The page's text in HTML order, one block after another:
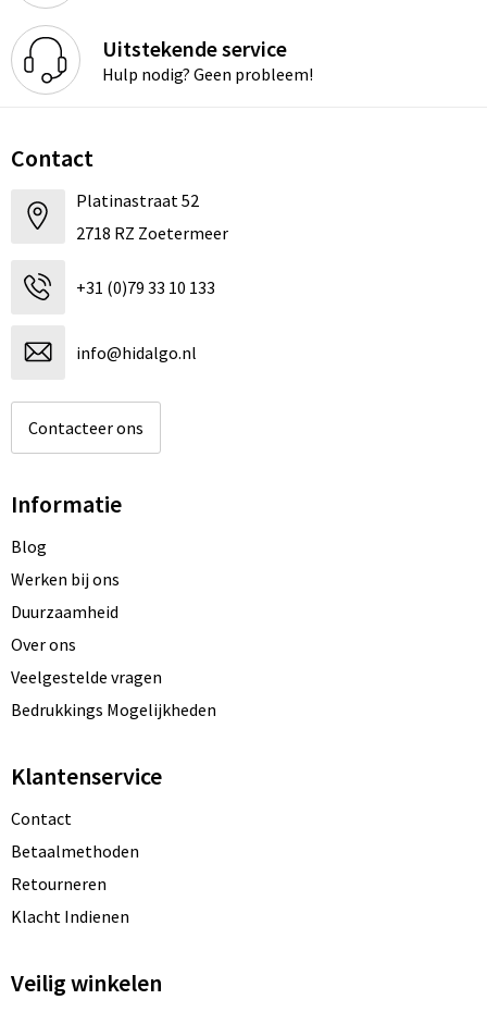
Uitstekende service
Hulp nodig? Geen probleem!
Contact
Platinastraat 52
2718 RZ Zoetermeer
+31 (0)79 33 10 133
info@hidalgo.nl
Contacteer ons
Informatie
Blog
Werken bij ons
Duurzaamheid
Over ons
Veelgestelde vragen
Bedrukkings Mogelijkheden
Klantenservice
Contact
Betaalmethoden
Retourneren
Klacht Indienen
Veilig winkelen